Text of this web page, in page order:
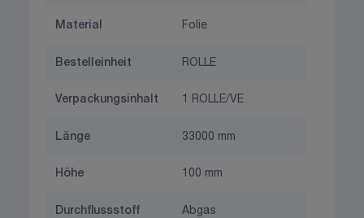
Material Folie
Bestelleinheit ROLLE
Verpackungsinhalt 1 ROLLE/VE
Länge 33000 mm
Höhe 100 mm
Durchflussstoff Abgas